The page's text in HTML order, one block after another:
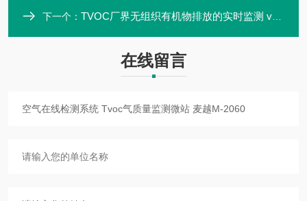
下一个： TVOC厂界无组织有机物排放的实时监测 vocs在线分析仪
在线留言